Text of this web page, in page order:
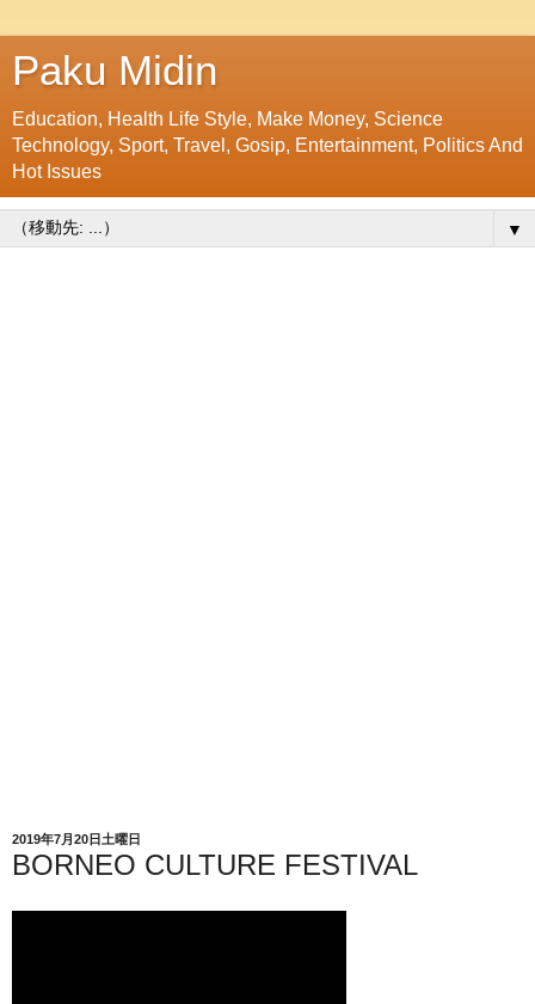
Paku Midin
Education, Health Life Style, Make Money, Science
Technology, Sport, Travel, Gosip, Entertainment, Politics And
Hot Issues
▼
2019年7月20日土曜日
BORNEO CULTURE FESTIVAL